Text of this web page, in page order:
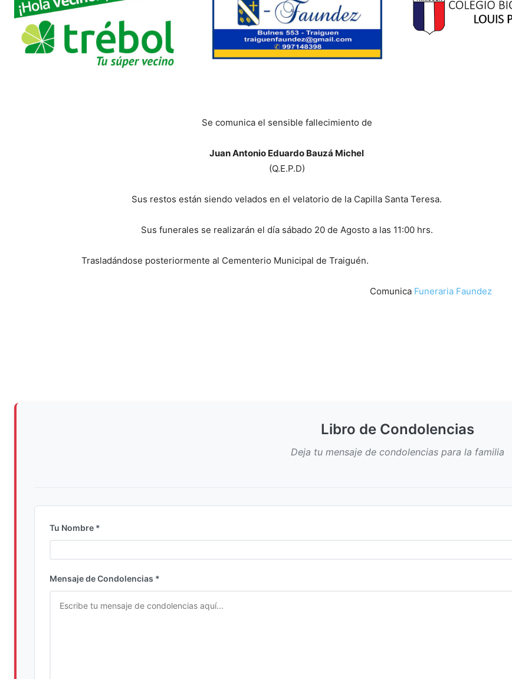
Se comunica el sensible fallecimiento de
Juan Antonio Eduardo Bauzá Michel
(Q.E.P.D)
Sus restos están siendo velados en el velatorio de la Capilla Santa Teresa.
Sus funerales se realizarán el día sábado 20 de Agosto a las 11:00 hrs.
Trasladándose posteriormente al Cementerio Municipal de Traiguén.
Comunica Funeraria Faundez
Libro de Condolencias
Deja tu mensaje de condolencias para la familia
Tu Nombre *
Mensaje de Condolencias *